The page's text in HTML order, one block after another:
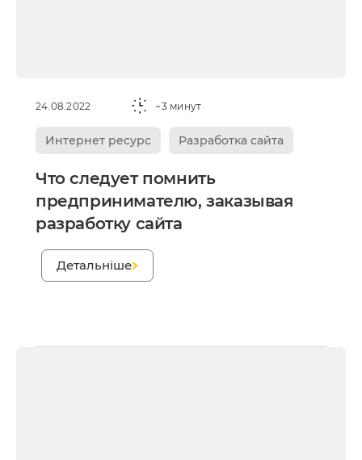
24.08.2022 ~3 минут
Интернет ресурс Разработка сайта
Что следует помнить
предпринимателю, заказывая
разработку сайта
Детальніше